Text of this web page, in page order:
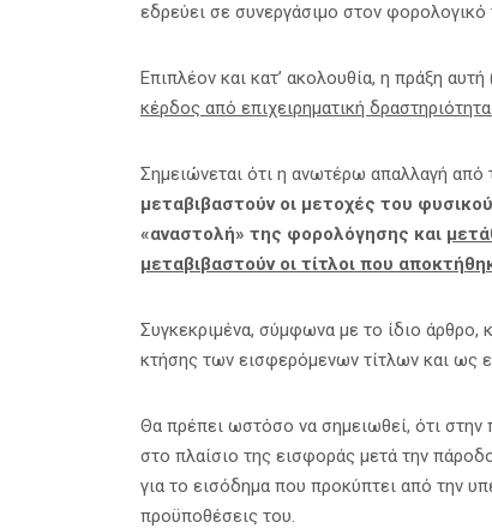
εδρεύει σε συνεργάσιμο στον φορολογικό
Επιπλέον και κατ’ ακολουθία, η πράξη
κέρδος από επιχειρηματική
Σημειώνεται ότι η ανωτέρω απαλλαγή από
μεταβιβαστούν οι μετοχές του
«αναστολή» της φορολόγησης και
μεταβιβαστούν οι τίτλοι που
Συγκεκριμένα, σύμφωνα με το ίδιο άρθρο,
κτήσης των εισφερόμενων τίτλων και ως
Θα πρέπει ωστόσο να σημειωθεί, ότι
στο πλαίσιο της εισφοράς μετά την
για το εισόδημα που προκύπτει από την
προϋποθέσεις του.